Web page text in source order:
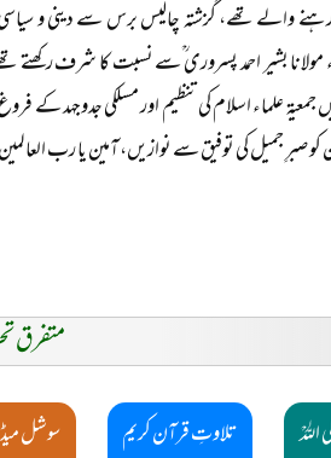
والے تھے، گزشتہ چالیس برس سے دینی و
مولانا بشیر احمد پسروری ؒسے نسبت کا شرف رکھتے
علماء اسلام کی تنظیم اور مسلکی جدوجہد
کو صبرِ جمیل کی توفیق سے نوازیں، آمین یا رب
متفرق
تلاوتِ قرآن کریم
سوشل